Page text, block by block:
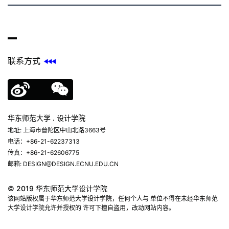
联系方式
华东师范大学 . 设计学院
地址: 上海市普陀区中山北路3663号
电话：+86-21-62237313
传真：+86-21-62606775
邮箱: DESIGN@DESIGN.ECNU.EDU.CN
© 2019 华东师范大学设计学院
该网站版权属于华东师范大学设计学院，任何个人与 单位不得在未经华东师范
大学设计学院允许并授权的 许可下擅自盗用，改动网站内容。